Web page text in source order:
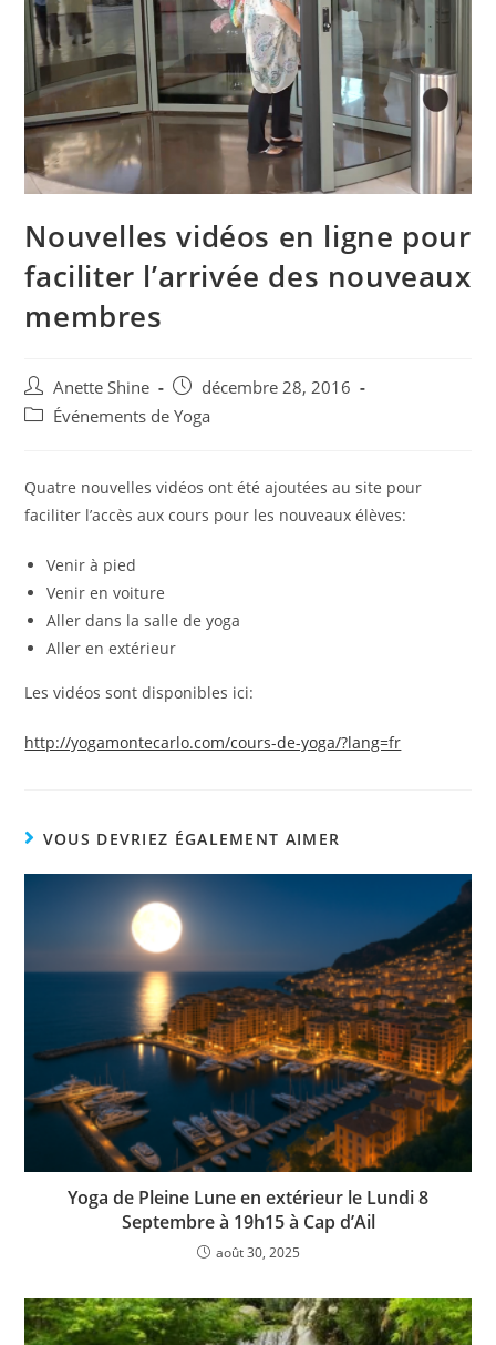
Nouvelles vidéos en ligne pour
faciliter l’arrivée des nouveaux
membres
Auteur/autrice
de
Anette Shine
Post
published:
décembre 28, 2016
PostÉvénements de Yoga
Quatre nouvelles vidéos ont été ajoutées au site pour
faciliter l’accès aux cours pour les nouveaux élèves:
Venir à pied
Venir en voiture
Aller dans la salle de yoga
Aller en extérieur
Les vidéos sont disponibles ici:
http://yogamontecarlo.com/cours-de-yoga/?lang=fr
VOUS DEVRIEZ ÉGALEMENT AIMER
Yoga de Pleine Lune en extérieur le Lundi 8
Septembre à 19h15 à Cap d’Ail
août 30, 2025